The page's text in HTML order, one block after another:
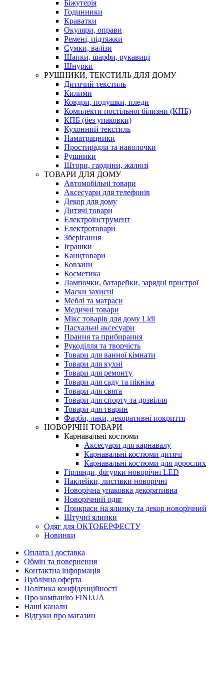
Біжутерія
Годинники
Краватки
Окуляри, оправи
Ремені, підтяжки
Сумки, валізи
Шапки, шарфи, рукавиці
Шнурки
РУШНИКИ, ТЕКСТИЛЬ ДЛЯ ДОМУ
Дитячий текстиль
Килими
Ковдри, подушки, пледи
Комплекти постільної білизни (КПБ)
КПБ (без упаковки)
Кухонний текстиль
Наматрацники
Простирадла та наволочки
Рушники
Штори, гардини, жалюзі
ТОВАРИ ДЛЯ ДОМУ
Автомобільні товари
Аксесуари для телефонів
Декор для дому
Дитячі товари
Електроінструмент
Електротовари
Зберігання
Іграшки
Канцтовари
Ковзани
Косметика
Лампочки, батарейки, зарядні пристрої
Маски захисні
Меблі та матраси
Медичні товари
Мікс товарів для дому Lidl
Пасхальні аксесуари
Прання та прибирання
Рукоділля та творчість
Товари для ванної кімнати
Товари для кухні
Товари для ремонту
Товари для саду та пікніка
Товари для свята
Товари для спорту та дозвілля
Товари для тварин
Фарби, лаки, декоративні покриття
НОВОРІЧНІ ТОВАРИ
Карнавальні костюми
Аксесуари для карнавалу
Карнавальні костюми дитячі
Карнавальні костюми для дорослих
Гірлянди, фігурки новорічні LED
Наклейки, листівки новорічні
Новорічна упаковка декоративна
Новорічний одяг
Прикраси на ялинку та декор новорічний
Штучні ялинки
Одяг для ОКТОБЕРФЕСТУ
Новинки
Оплата і доставка
Обмін та повернення
Контактна інформація
Публічна оферта
Політика конфіденційності
Про компанію FINI.UA
Наші канали
Відгуки про магазин